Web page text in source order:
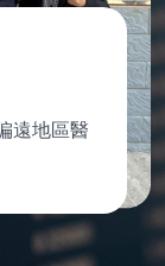
遠地區醫